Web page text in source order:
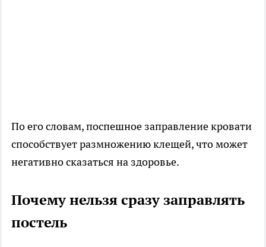
По его словам, поспешное заправление кровати
способствует размножению клещей, что может
негативно сказаться на здоровье.
Почему нельзя сразу заправлять
постель